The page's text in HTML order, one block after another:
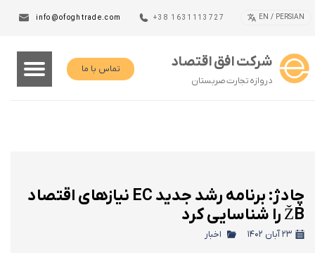
+38 1631113727
info@ofoghtrade.com
شرکت افق اقتصاد
دروازه تجارت صربستان
تماس با ما
EN / PERSIAN
چادژ: برنامه رشد جدید EC نیازهای اقتصاد
ŽB را شناسایی کرد
۲۳ آبان ۱۴۰۲ اخبار